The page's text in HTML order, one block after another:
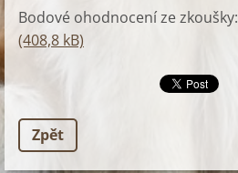
Bodové ohodnocení ze zkoušky:
(408,8 kB)
Zpět